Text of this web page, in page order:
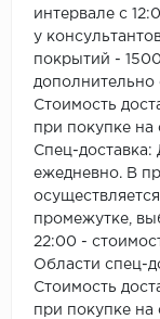
интервале с
у
покрытий -
дополнительно
Стоимость
при покупке
Спец-доставка:
ежедневно. В
промежутке,
22:00 -
Области спец-
Стоимость
при покупке